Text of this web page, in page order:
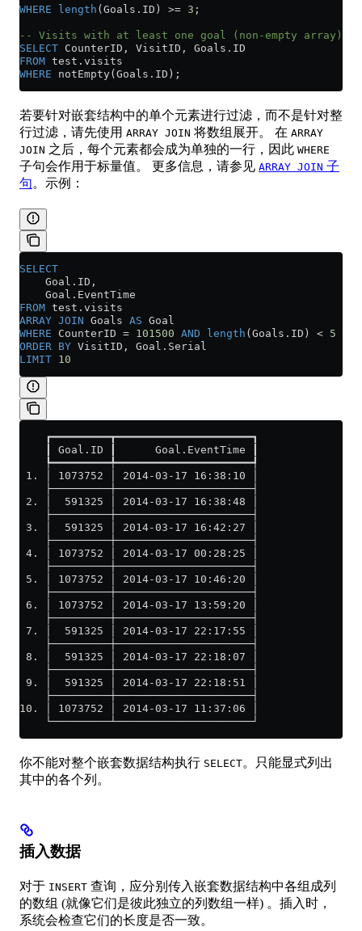
WHERE length ( Goals . ID ) >= 3 ;
-- Visits with at least one goal (non-empty array)
SELECT CounterID, VisitID, Goals . ID
FROM test . visits
WHERE notEmpty( Goals . ID );
若要针对嵌套结构中的单个元素进行过滤，而不是针对整
行过滤，请先使用 ARRAY JOIN 将数组展开。 在 ARRAY
JOIN 之后，每个元素都会成为单独的一行，因此 WHERE
子句会作用于标量值。 更多信息，请参见 ARRAY JOIN 子
句。示例：
SELECT
    Goal
. ID ,
    Goal
. EventTime
FROM test . visits
ARRAY JOIN Goals AS Goal
WHERE CounterID = 101500 AND length ( Goals . ID ) < 5
ORDER BY VisitID, Goal . Serial
LIMIT 10
    ┏━━━━━━━━━┳━━━━━━━━━━━━━━━━━━━━━┓
    ┃ Goal.ID ┃      Goal.EventTime ┃
    ┡━━━━━━━━━╇━━━━━━━━━━━━━━━━━━━━━┩
1. │ 1073752 │ 2014-03-17 16:38:10 │
    ├─────────┼─────────────────────┤
2. │  591325 │ 2014-03-17 16:38:48 │
    ├─────────┼─────────────────────┤
3. │  591325 │ 2014-03-17 16:42:27 │
    ├─────────┼─────────────────────┤
4. │ 1073752 │ 2014-03-17 00:28:25 │
    ├─────────┼─────────────────────┤
5. │ 1073752 │ 2014-03-17 10:46:20 │
    ├─────────┼─────────────────────┤
6. │ 1073752 │ 2014-03-17 13:59:20 │
    ├─────────┼─────────────────────┤
7. │  591325 │ 2014-03-17 22:17:55 │
    ├─────────┼─────────────────────┤
8. │  591325 │ 2014-03-17 22:18:07 │
    ├─────────┼─────────────────────┤
9. │  591325 │ 2014-03-17 22:18:51 │
    ├─────────┼─────────────────────┤
10. │ 1073752 │ 2014-03-17 11:37:06 │
    └─────────┴─────────────────────┘
你不能对整个嵌套数据结构执行 SELECT。只能显式列出
其中的各个列。
插入数据
对于 INSERT 查询，应分别传入嵌套数据结构中各组成列
的数组 (就像它们是彼此独立的列数组一样) 。插入时，
系统会检查它们的长度是否一致。